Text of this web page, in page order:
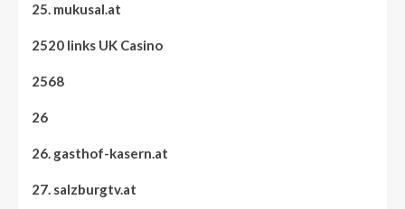
25. mukusal.at
2520 links UK Casino
2568
26
26. gasthof-kasern.at
27. salzburgtv.at